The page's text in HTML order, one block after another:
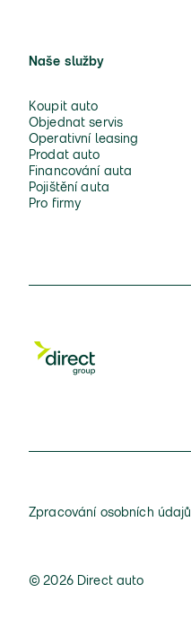
Naše služby
Koupit auto
Objednat servis
Operativní leasing
Prodat auto
Financování auta
Pojištění auta
Pro firmy
Zpracování osobních údajů
© 2026 Direct auto